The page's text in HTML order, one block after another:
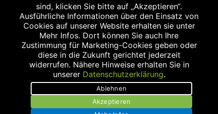
Jahren) das Produkt mit der gesetzlichen
Krankenversicherung abrechnet. Der AEP ist der allgemeine
Erstattungspreis im Falle einer Kostenübernahme durch die
gesetzlichen Krankenkassen, vor Abzug eines
Zwangsrabattes (zur Zeit 5%) nach §130 Abs. 1 SGB V.
Unverbindliche Preisempfehlung des Herstellers (UVP).
powered by apovena.de
sind, klicken Sie bitte auf „Akzeptieren“.
Ausführliche Informationen über den Einsatz von
Cookies auf unserer Website erhalten sie unter
Mehr Infos. Dort können Sie auch Ihre
Zustimmung für Marketing-Cookies geben oder
diese in die Zukunft gerichtet jederzeit
widerrufen. Nähere Hinweise erhalten Sie in
unserer Datenschutzerklärung.
Ablehnen
Akzeptieren